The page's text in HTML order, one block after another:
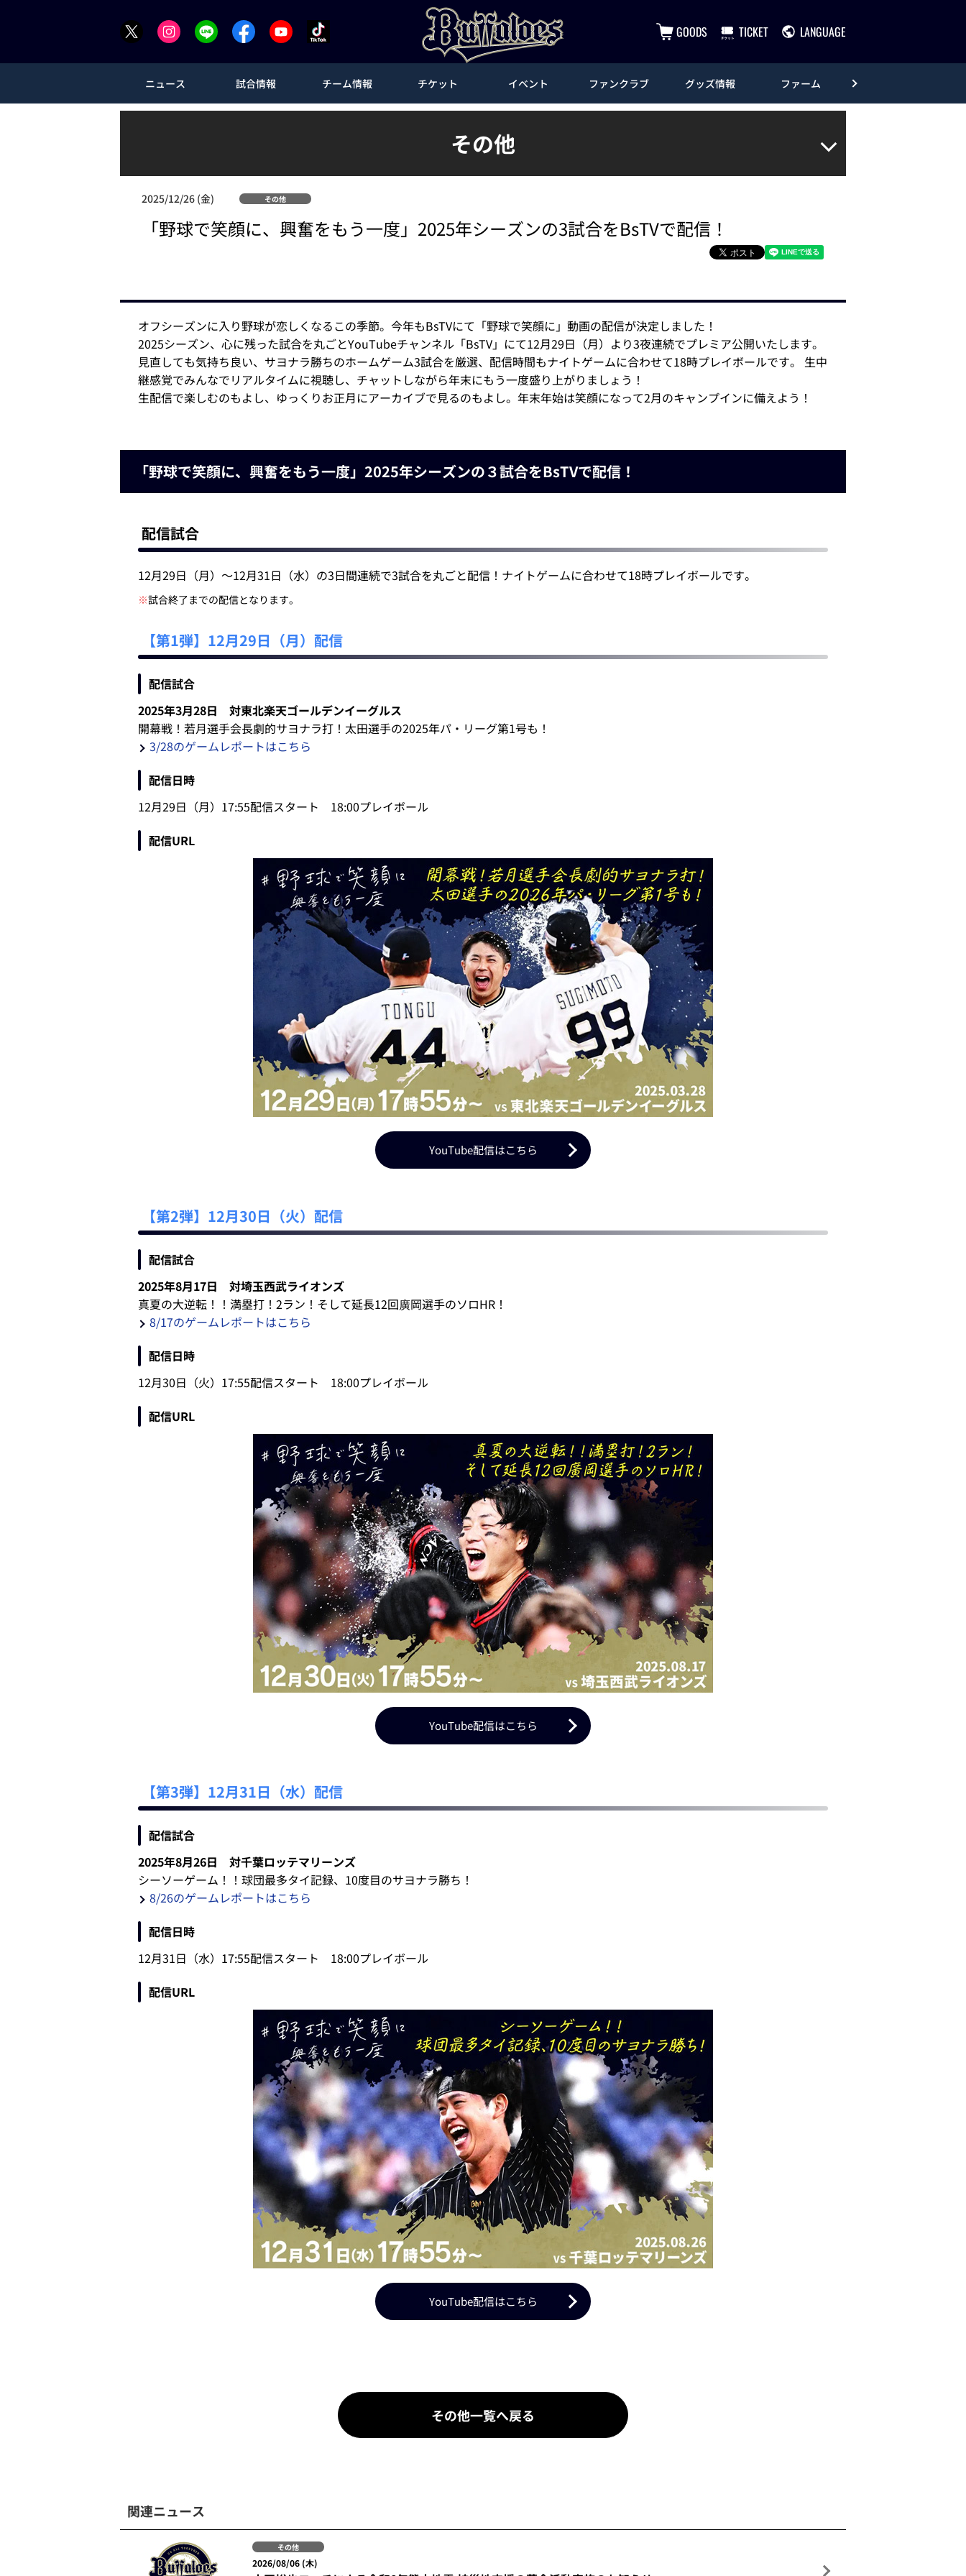
GOODS TICKET LANGUAGE
ニュース 試合情報 チーム情報 チケット イベント ファンクラブ グッズ情報 ファーム
その他
2025/12/26 (金) その他
「野球で笑顔に、興奮をもう一度」2025年シーズンの3試合をBsTVで配信！
オフシーズンに入り野球が恋しくなるこの季節。今年もBsTVにて「野球で笑顔に」動画の配信が決定しました！
2025シーズン、心に残った試合を丸ごとYouTubeチャンネル「BsTV」にて12月29日（月）より3夜連続でプレミア公開いたします。
見直しても気持ち良い、サヨナラ勝ちのホームゲーム3試合を厳選、配信時間もナイトゲームに合わせて18時プレイボールです。 生中
継感覚でみんなでリアルタイムに視聴し、チャットしながら年末にもう一度盛り上がりましょう！
生配信で楽しむのもよし、ゆっくりお正月にアーカイブで見るのもよし。年末年始は笑顔になって2月のキャンプインに備えよう！
「野球で笑顔に、興奮をもう一度」2025年シーズンの３試合をBsTVで配信！
配信試合
12月29日（月）～12月31日（水）の3日間連続で3試合を丸ごと配信！ナイトゲームに合わせて18時プレイボールです。
※試合終了までの配信となります。
【第1弾】12月29日（月）配信
配信試合
2025年3月28日 対東北楽天ゴールデンイーグルス
開幕戦！若月選手会長劇的サヨナラ打！太田選手の2025年パ・リーグ第1号も！
3/28のゲームレポートはこちら
配信日時
12月29日（月）17:55配信スタート 18:00プレイボール
配信URL
YouTube配信はこちら
【第2弾】12月30日（火）配信
配信試合
2025年8月17日 対埼玉西武ライオンズ
真夏の大逆転！！満塁打！2ラン！そして延長12回廣岡選手のソロHR！
8/17のゲームレポートはこちら
配信日時
12月30日（火）17:55配信スタート 18:00プレイボール
配信URL
YouTube配信はこちら
【第3弾】12月31日（水）配信
配信試合
2025年8月26日 対千葉ロッテマリーンズ
シーソーゲーム！！球団最多タイ記録、10度目のサヨナラ勝ち！
8/26のゲームレポートはこちら
配信日時
12月31日（水）17:55配信スタート 18:00プレイボール
配信URL
YouTube配信はこちら
その他一覧へ戻る
関連ニュース
その他
2026/08/06 (木)